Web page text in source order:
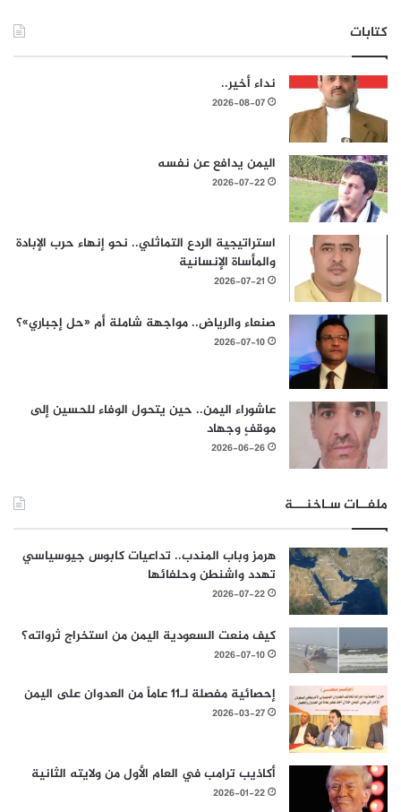
كتابات
نداء أخير..
2026-08-07
اليمن يدافع عن نفسه
2026-07-22
استراتيجية الردع التماثلي.. نحو إنهاء حرب الإبادة
والمأساة الإنسانية
2026-07-21
صنعاء والرياض.. مواجهة شاملة أم «حل إجباري»؟
2026-07-10
عاشوراء اليمن.. حين يتحول الوفاء للحسين إلى
موقفٍ وجهاد
2026-06-26
ملفــات سـاخنـــة
هرمز وباب المندب.. تداعيات كابوس جيوسياسي
تهدد واشنطن وحلفائها
2026-07-22
كيف منعت السعودية اليمن من استخراج ثرواته؟
2026-07-10
إحصائية مفصلة لـ11 عاماً من العدوان على اليمن
2026-03-27
أكاذيب ترامب في العام الأول من ولايته الثانية
2026-01-22